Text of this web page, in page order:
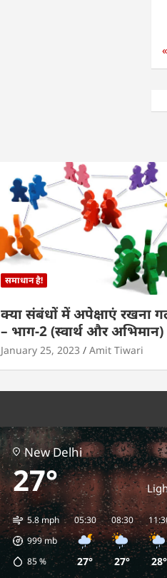
समाधान है!
क्या संबंधों में अपेक्षाएं रखना
– भाग-2 (स्वार्थ और अभिमान)
January 25, 2023 Amit Tiwari
New Delhi
27°
5.8 mph
999mb
85%
05:30
27°
08:30
27° 28°